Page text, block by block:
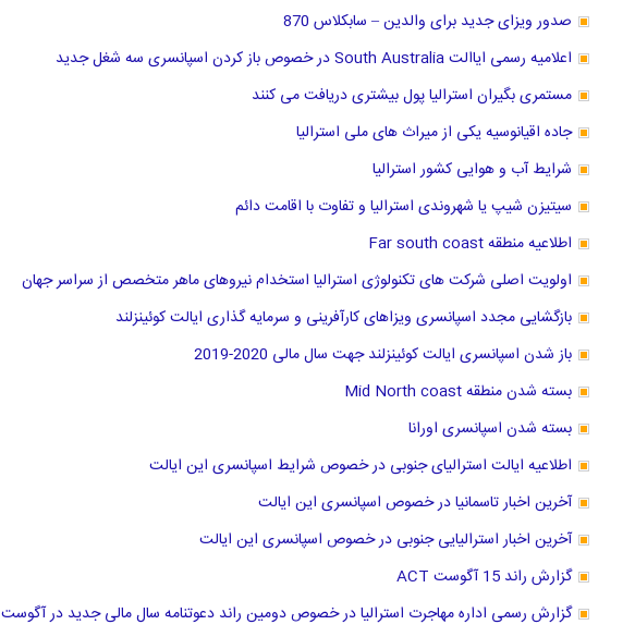
صدور ویزای جدید برای والدین – سابکلاس 870
اعلامیه رسمی ایاالت South Australia در خصوص باز کردن اسپانسری سه شغل جدید
مستمری بگیران استرالیا پول بیشتری دریافت می کنند
جاده اقیانوسیه یکی از میراث های ملی استرالیا
شرایط آب و هوایی کشور استرالیا
سیتیزن شیپ یا شهروندی استرالیا و تفاوت با اقامت دائم
اطلاعیه منطقه Far south coast
اولویت اصلی شرکت های تکنولوژی استرالیا استخدام نیروهای ماهر متخصص از سراسر جهان
بازگشایی مجدد اسپانسری ویزاهای کارآفرینی و سرمایه گذاری ایالت کوئینزلند
باز شدن اسپانسری ایالت کوئینزلند جهت سال مالی 2020-2019
بسته شدن منطقه Mid North coast
بسته شدن اسپانسری اورانا
اطلاعیه ایالت استرالیای جنوبی در خصوص شرایط اسپانسری این ایالت
آخرین اخبار تاسمانیا در خصوص اسپانسری این ایالت
آخرین اخبار استرالیایی جنوبی در خصوص اسپانسری این ایالت
گزارش راند 15 آگوست ACT
گزارش رسمی اداره مهاجرت استرالیا در خصوص دومین راند دعوتنامه سال مالی جدید در آگوست 2019